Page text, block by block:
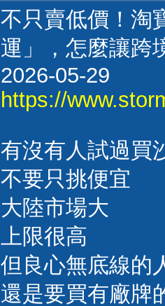
不只賣低價！淘
運」，怎麼讓跨
2026-05-29
https://
有沒有人試過買
不要只挑便宜
大陸市場大
上限很高
但良心無底線的
還是要買有廠牌